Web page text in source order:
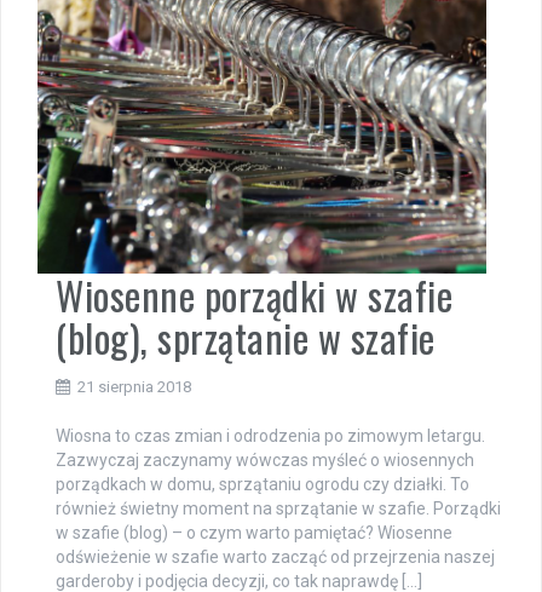
Wiosenne porządki w szafie
(blog), sprzątanie w szafie
21 sierpnia 2018
Wiosna to czas zmian i odrodzenia po zimowym letargu.
Zazwyczaj zaczynamy wówczas myśleć o wiosennych
porządkach w domu, sprzątaniu ogrodu czy działki. To
również świetny moment na sprzątanie w szafie. Porządki
w szafie (blog) – o czym warto pamiętać? Wiosenne
odświeżenie w szafie warto zacząć od przejrzenia naszej
garderoby i podjęcia decyzji, co tak naprawdę […]